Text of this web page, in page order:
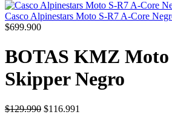
Casco Alpinestars Moto S-R7 A-Core
$699.900
BOTAS KMZ Moto
Skipper Negro
$129.990 $116.991